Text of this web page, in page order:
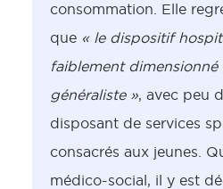
consommation. Elle
que « le dispositif
faiblement
généraliste », avec peu
disposant de services
consacrés aux jeunes.
médico-social, il y est